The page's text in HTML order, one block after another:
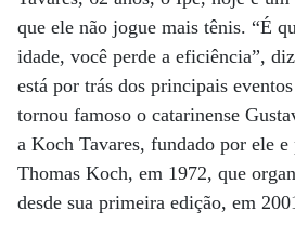
que ele não jogue mais tênis. “É
idade, você perde a eficiência”,
está por trás dos principais
tornou famoso o catarinense
a Koch Tavares, fundado por ele e
Thomas Koch, em 1972, que
desde sua primeira edição, em